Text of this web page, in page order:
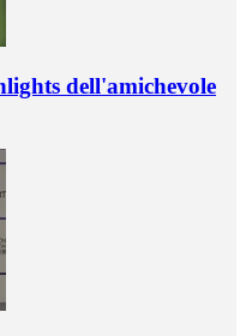
dell'amichevole